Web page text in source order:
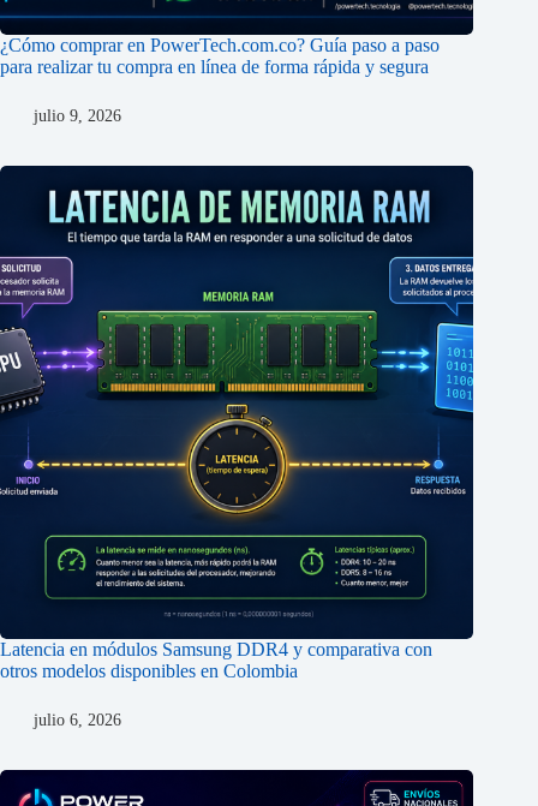
¿Cómo comprar en PowerTech.com.co? Guía paso a paso
para realizar tu compra en línea de forma rápida y segura
julio 9, 2026
Latencia en módulos Samsung DDR4 y comparativa con
otros modelos disponibles en Colombia
julio 6, 2026